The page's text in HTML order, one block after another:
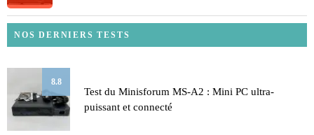
NOS DERNIERS TESTS
8.8
Test du Minisforum MS-A2 : Mini PC ultra-
puissant et connecté